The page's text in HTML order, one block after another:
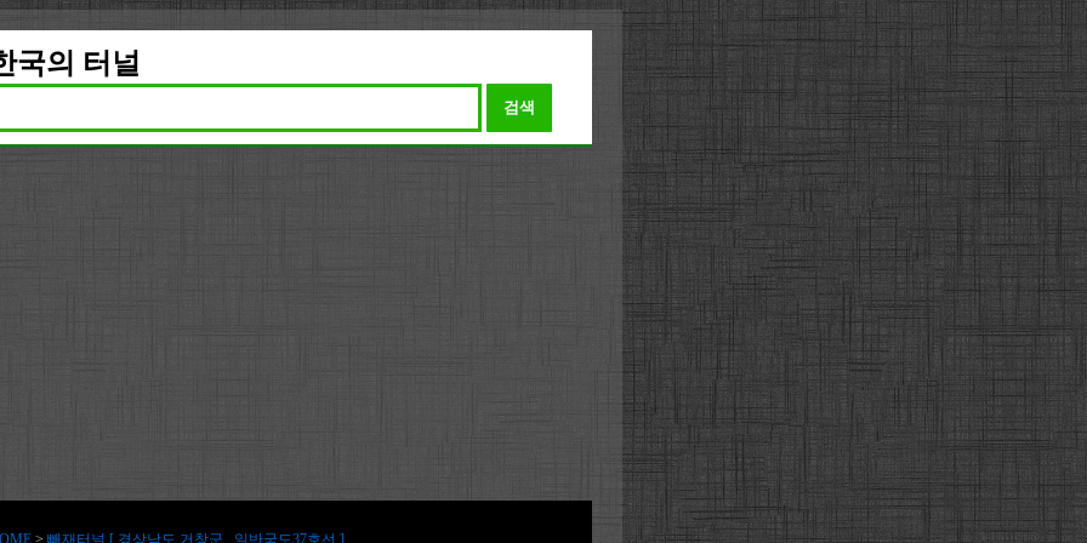
국의 터널
검색
> 빼재터널 [ 경상남도 거창군 , 일반국도37호선 ]